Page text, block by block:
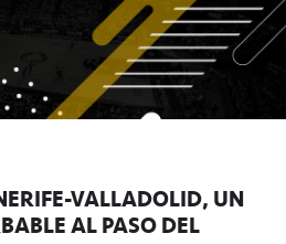
VALLADOLID, UN
AL PASO DEL